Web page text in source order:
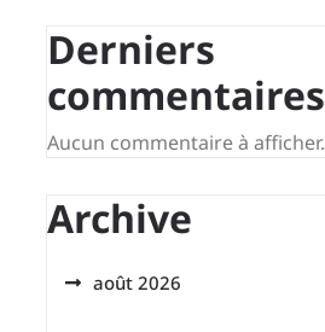
Derniers
commentaires
Aucun commentaire à afficher.
Archive
août 2026